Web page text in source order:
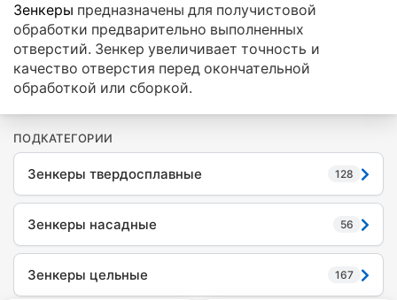
Зенкеры предназначены для получистовой
обработки предварительно выполненных
отверстий. Зенкер увеличивает точность и
качество отверстия перед окончательной
обработкой или сборкой.
ПОДКАТЕГОРИИ
Зенкеры твердосплавные 128
Зенкеры насадные 56
Зенкеры цельные 167